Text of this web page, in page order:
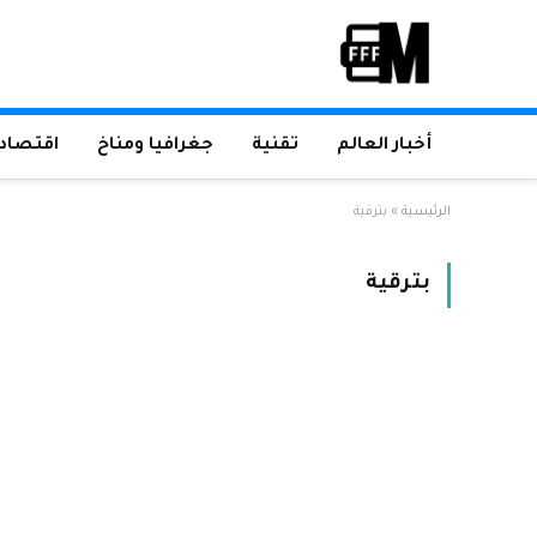
أخبار العالم تقنية جغرافيا ومناخ
الرئيسية » بترقية
بترقية